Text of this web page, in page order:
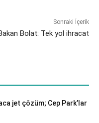
Sonraki İçerik
Bolat: Tek yol ihracat
jet çözüm; Cep Park’lar